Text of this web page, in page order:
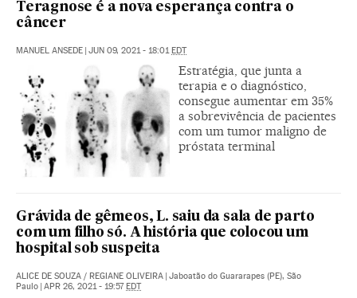
Teragnose é a nova esperança contra o
câncer
MANUEL ANSEDE JUN 09, 2021 - 18:01 EDT
Estratégia, que junta a
terapia e o diagnóstico,
consegue aumentar em 35%
a sobrevivência de pacientes
com um tumor maligno de
próstata terminal
Grávida de gêmeos, L. saiu da sala de parto
com um filho só. A história que colocou um
hospital sob suspeita
ALICE DE SOUZA / REGIANE OLIVEIRA Jaboatão do Guararapes (PE), São
Paulo APR 26, 2021 - 19:57 EDT